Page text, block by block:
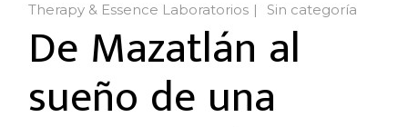
Therapy & Essence Laboratorios Sin categoría
De Mazatlán al
sueño de una